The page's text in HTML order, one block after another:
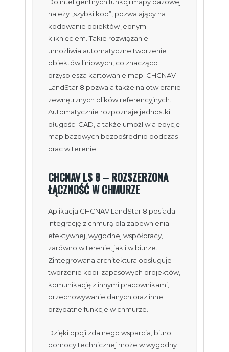
należy „szybki kod”, pozwalający na
kodowanie obiektów jednym
kliknięciem. Takie rozwiązanie
umożliwia automatyczne tworzenie
obiektów liniowych, co znacząco
przyspiesza kartowanie map. CHCNAV
LandStar 8 pozwala także na otwieranie
zewnętrznych plików referencyjnych.
Automatycznie rozpoznaje jednostki
długości CAD, a także umożliwia edycję
map bazowych bezpośrednio podczas
prac w terenie.
CHCNAV LS 8 – ROZSZERZONA
ŁĄCZNOŚĆ W CHMURZE
Aplikacja CHCNAV LandStar 8 posiada
integrację z chmurą dla zapewnienia
efektywnej, wygodnej współpracy,
zarówno w terenie, jak i w biurze.
Zintegrowana architektura obsługuje
tworzenie kopii zapasowych projektów,
komunikację z innymi pracownikami,
przechowywanie danych oraz inne
przydatne funkcje w chmurze.
Dzięki opcji zdalnego wsparcia, biuro
pomocy technicznej może w wygodny